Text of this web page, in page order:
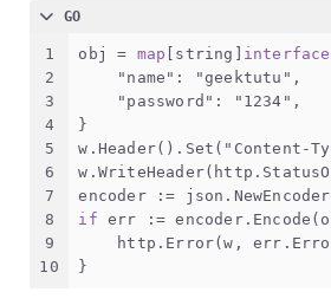
GO
1
2
3
4
5
6
7
8
9
10
obj = map string interface
"name" : "geektutu" ,
"password" : "1234" ,
}
w.Header().Set( "Content-
encoder :=
if err :=
http.Error(w,
}